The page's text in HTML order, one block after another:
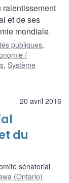
ralentissement
et de ses
mondiale.
publiques,
/
, Système
20 avril 2016
du
sénatorial
(Ontario)